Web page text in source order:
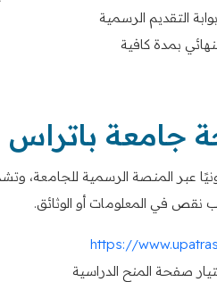
بمدة كافية
جامعة باتراس
عبر المنصة الرسمية للجامعة،
نقص في المعلومات أو الوثائق.
https://
صفحة المنح الدراسية